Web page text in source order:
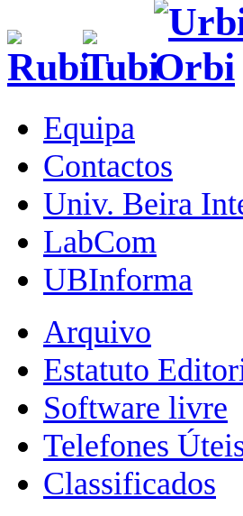
Equipa
Contactos
Univ. Beira
LabCom
UBInforma
Arquivo
Estatuto
Software livre
Telefones
Classificados